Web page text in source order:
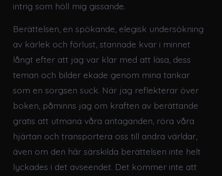
intrig som höll mig gissande.
Berättelsen, en spökande, elegisk undersökning
av kärlek och förlust, stannade kvar i minnet
långt efter att jag var klar med att läsa, dess
teman och bilder ekade genom mina tankar
som en sorgsen suck. När jag reflekterar över
boken, påminns jag om kraften av berättande
gratis att utmana våra antaganden, röra våra
hjärtan och transportera oss till andra världar,
även om den här särskilda berättelsen inte helt
lyckades i det avseendet. Det kommer inte att